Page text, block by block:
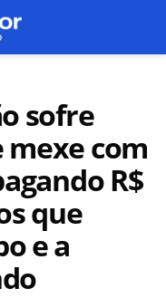
sofre
com
R$
que
e a